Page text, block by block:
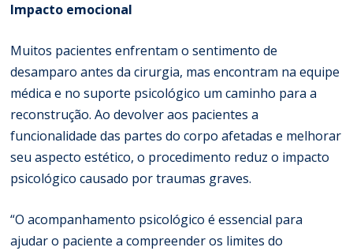
Impacto emocional
Muitos pacientes enfrentam o sentimento de
desamparo antes da cirurgia, mas encontram na equipe
médica e no suporte psicológico um caminho para a
reconstrução. Ao devolver aos pacientes a
funcionalidade das partes do corpo afetadas e melhorar
seu aspecto estético, o procedimento reduz o impacto
psicológico causado por traumas graves.
“O acompanhamento psicológico é essencial para
ajudar o paciente a compreender os limites do